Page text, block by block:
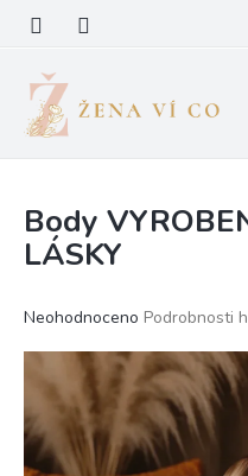
obsah
Body
LÁSKY
Průměrné
produktu
0,0
z
5
Neohodnoceno Podrobnosti